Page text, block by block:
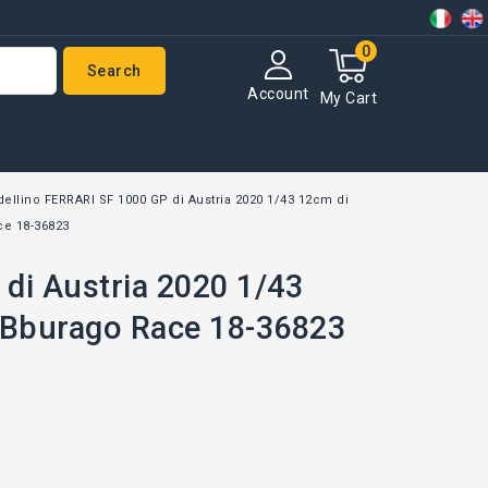
My Cart
0
Account
Search
FERRARI SF 1000 GP di Austria 2020 1/43 12cm di
18-36823
di Austria 2020 1/43
Race 18-36823